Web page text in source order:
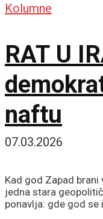
Kolumne
RAT U
naftu
07.03.2026
Kad god Zapad
jedna stara
ponavlja: gde god se